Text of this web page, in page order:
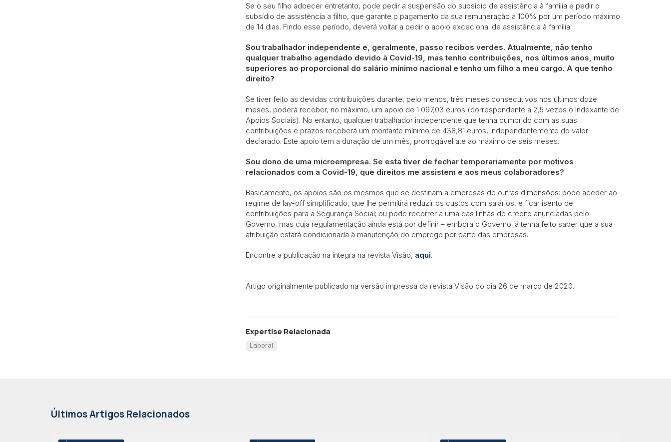
Se o seu filho adoecer entretanto, pode pedir a suspensão do subsídio de assistência à família e pedir o
subsídio de assistência a filho, que garante o pagamento da sua remuneração a 100% por um período máximo
de 14 dias. Findo esse período, deverá voltar a pedir o apoio excecional de assistência à família.
Sou trabalhador independente e, geralmente, passo recibos verdes. Atualmente, não tenho
qualquer trabalho agendado devido à Covid-19, mas tenho contribuições, nos últimos anos, muito
superiores ao proporcional do salário mínimo nacional e tenho um filho a meu cargo. A que tenho
direito?
Se tiver feito as devidas contribuições durante, pelo menos, três meses consecutivos nos últimos doze
meses, poderá receber, no máximo, um apoio de 1 097,03 euros (correspondente a 2,5 vezes o Indexante de
Apoios Sociais). No entanto, qualquer trabalhador independente que tenha cumprido com as suas
contribuições e prazos receberá um montante mínimo de 438,81 euros, independentemente do valor
declarado. Este apoio tem a duração de um mês, prorrogável até ao máximo de seis meses.
Sou dono de uma microempresa. Se esta tiver de fechar temporariamente por motivos
relacionados com a Covid-19, que direitos me assistem e aos meus colaboradores?
Basicamente, os apoios são os mesmos que se destinam a empresas de outras dimensões: pode aceder ao
regime de lay-off simplificado, que lhe permitirá reduzir os custos com salários, e ficar isento de
contribuições para a Segurança Social; ou pode recorrer a uma das linhas de crédito anunciadas pelo
Governo, mas cuja regulamentação ainda está por definir – embora o Governo já tenha feito saber que a sua
atribuição estará condicionada à manutenção do emprego por parte das empresas.
Encontre a publicação na integra na revista Visão, aqui.
Artigo originalmente publicado na versão impressa da revista Visão do dia 26 de março de 2020.
Expertise Relacionada
Laboral
Últimos Artigos Relacionados